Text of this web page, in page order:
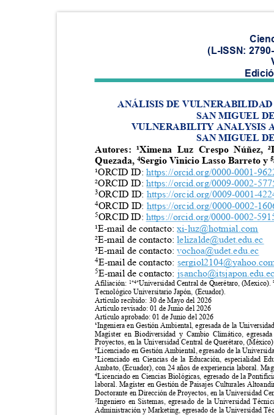
(L-ISSN:
ANÁLISIS DE
SAN MIGUEL
VULNERABILITY ANALYSIS
SAN MIGUEL
Autores: ¹Ximena Luz Crespo Núñez,
Quezada,4Sergio Vinicio Lasso Barreto y5
¹ORCID ID:https://orcid.org/0000-0001-
²ORCID ID:https://orcid.org/0009-0002-
3ORCID ID:https://orcid.org/0009-0001-
4ORCID ID:https://orcid.org/0000-0002-
5ORCID ID: https://orcid.org/0000-0002-
¹E-mail de contacto:xi-luz@hotmial.com
²E-mail de contacto:lelizalde@udet.edu.ec
³E-mail de contacto:vochoa@udet.edu.ec
4E-mail de contacto:
5E-mail de contacto:
Afiliación: 1*4*Universidad Central de Querétaro,
Tecnológico Universitario Japón, (Ecuador).
Artículo recibido: 30 de Mayo del 2026
Artículo revisado: 01 de Junio del 2026
Artículo aprobado: 01 de Junio del 2026
¹Ingeniera en Gestión Ambiental, egresada de la
Magíster en Biodiversidad y Cambio Climático,
Proyectos, en la Universidad Central de Querétaro,
²Licenciado en Gestión Ambiental, egresado de la
³Licenciado en Ciencias de la Educación, especialidad
Ambato, (Ecuador), con 24 años de experiencia laboral.
4Licenciado en Ciencias Biológicas, egresado de la
laboral. Magíster en Gestión de Paisajes Culturales
Doctorante en Dirección de Proyectos, en la Universidad
5Ingeniero en Sistemas, egresado de la Universidad
Administración y Marketing, egresado de la Universidad